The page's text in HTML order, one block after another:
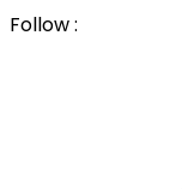
Follow :